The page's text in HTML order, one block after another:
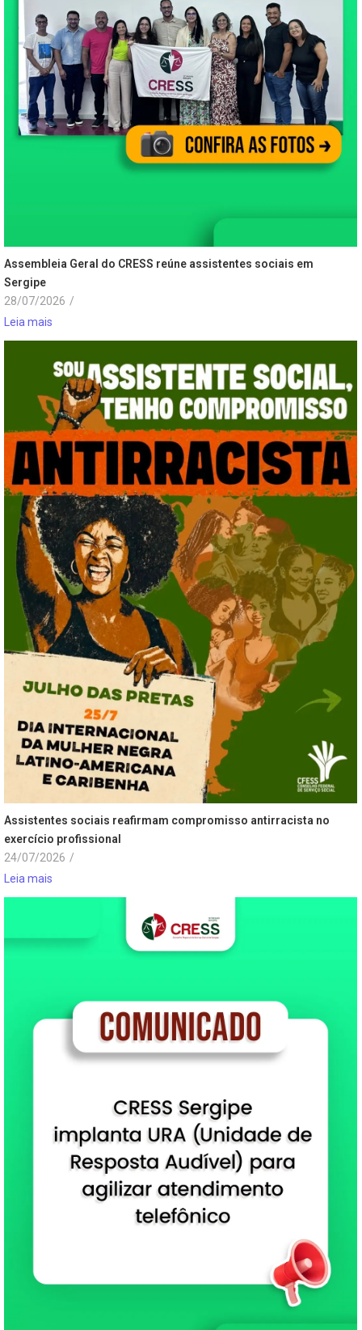
Assembleia Geral do CRESS reúne assistentes sociais em
Sergipe
28/07/2026 /
Leia mais
Assistentes sociais reafirmam compromisso antirracista no
exercício profissional
24/07/2026 /
Leia mais